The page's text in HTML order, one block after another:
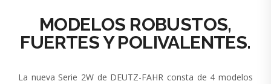
MODELOS ROBUSTOS,
FUERTES Y POLIVALENTES.
La nueva Serie 2W de DEUTZ-FAHR consta de 4 modelos